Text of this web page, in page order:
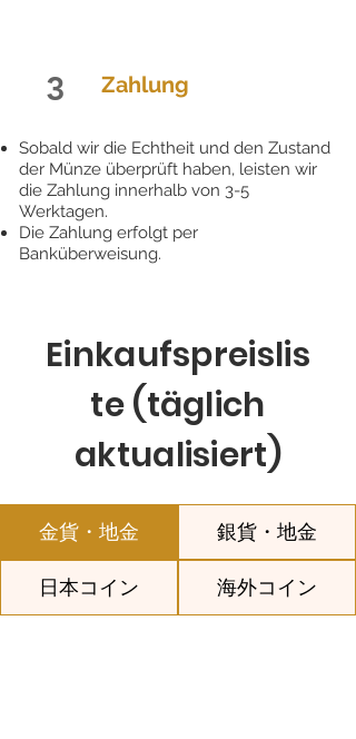
3 Zahlung
Sobald wir die Echtheit und den Zustand
der Münze überprüft haben, leisten wir
die Zahlung innerhalb von 3-5
Werktagen.
Die Zahlung erfolgt per
Banküberweisung.
Einkaufspreislis
te (täglich
aktualisiert)
金貨・地金 銀貨・地金
日本コイン 海外コイン